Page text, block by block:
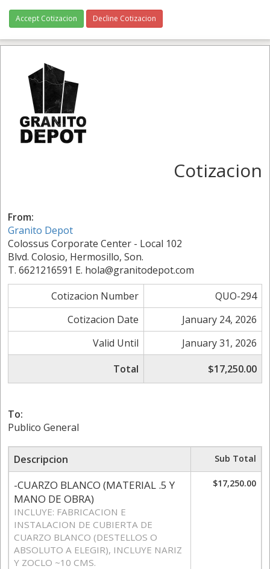
Accept Cotizacion Decline Cotizacion
Cotizacion
From:
Granito Depot
Colossus Corporate Center - Local 102
Blvd. Colosio, Hermosillo, Son.
T. 6621216591 E. hola@granitodepot.com
Cotizacion Number
QUO-294
Cotizacion Date
January 24, 2026
Valid Until
January 31, 2026
Total
$17,250.00
To:
Publico General
Descripcion Sub Total
-CUARZO BLANCO (MATERIAL .5 Y
MANO DE OBRA)
INCLUYE: FABRICACION E
INSTALACION DE CUBIERTA DE
CUARZO BLANCO (DESTELLOS O
ABSOLUTO A ELEGIR), INCLUYE NARIZ
Y ZOCLO ~10 CMS.
$17,250.00